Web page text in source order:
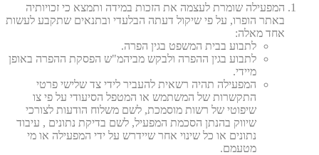
המפעילה שומרת לעצמה את הזכות במידה ותמצא כי זכויותיה
באתר הופרו, על פי שיקול דעתה הבלעדי ובתנאים שתקבע לעשות
אחד מאלה:
לתבוע בבית המשפט בגין הפרה.
לתבוע בגין ההפרה ולבקש מביהמ"ש הפסקת ההפרה באופן
מיידי.
המפעילה תהיה רשאית להעביר לידי צד שלישי פרטי
התקשרות של המשתמש או המטפל הסיעודי על פי צו
שיפוטי של רשות מוסמכת, לשם משלוח הודעות לצורכי
שיווק בהנתן הסכמת המפעיל, לשם בדיקת נתונים , עיבוד
נתונים או כל שינוי אחר שיידרש על ידי המפעילה או מי
מטעמם.